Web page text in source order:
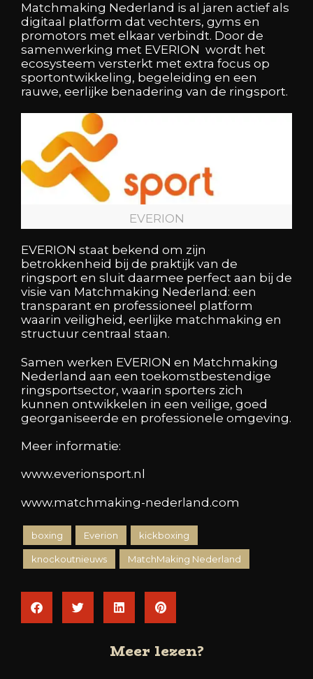
Matchmaking Nederland is al jaren actief als
digitaal platform dat vechters, gyms en
promotors met elkaar verbindt. Door de
samenwerking met EVERION wordt het
ecosysteem versterkt met extra focus op
sportontwikkeling, begeleiding en een
rauwe, eerlijke benadering van de ringsport.
EVERION
EVERION staat bekend om zijn
betrokkenheid bij de praktijk van de
ringsport en sluit daarmee perfect aan bij de
visie van Matchmaking Nederland: een
transparant en professioneel platform
waarin veiligheid, eerlijke matchmaking en
structuur centraal staan.
Samen werken EVERION en Matchmaking
Nederland aan een toekomstbestendige
ringsportsector, waarin sporters zich
kunnen ontwikkelen in een veilige, goed
georganiseerde en professionele omgeving.
Meer informatie:
www.everionsport.nl
www.matchmaking-nederland.com
boxing Everion kickboxing
knockoutnieuws MatchMaking Nederland
Meer lezen?